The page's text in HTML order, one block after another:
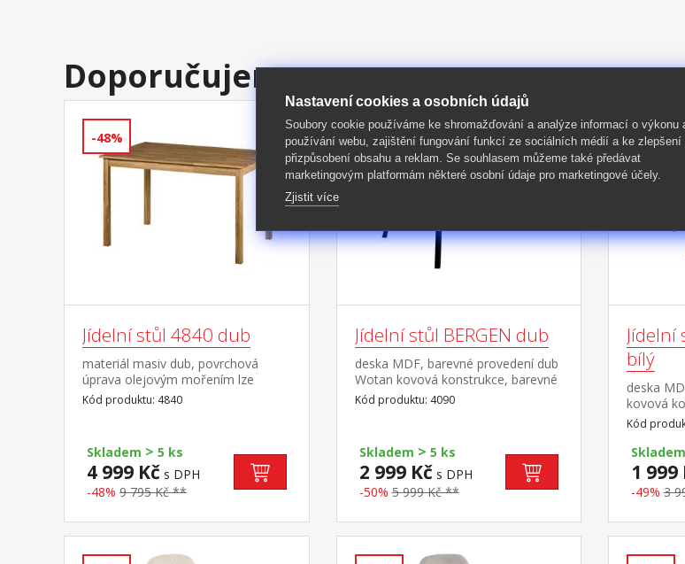
Doporučujeme
-48%
Jídelní stůl 4840 dub
materiál masiv dub, povrchová
úprava olejovým mořením lze
doplnit jedním nebo dvěma
výsuvnými díly 4841 výsuvné díly
Kód produktu: 4840
Skladem > 5 ks
4 999 Kč s DPH
-48% 9 795 Kč **
-50%
Jídelní stůl BERGEN dub
deska MDF, barevné provedení dub
Wotan kovová konstrukce, barevné
provedení černá
Kód produktu: 4090
Skladem > 5 ks
2 999 Kč s DPH
-50% 5 999 Kč **
-49%
Jídelní
bílý
deska
kovová
masiv
kluzáky
Kód
Skladem
1 999
-49% 3
Nastavení cookies a osobních údajů
Soubory cookie používáme ke shromažďování a analýze informací o výkonu
používání webu, zajištění fungování funkcí ze sociálních médií a ke zlepšení
přizpůsobení obsahu a reklam. Se souhlasem můžeme také předávat
marketingovým platformám některé osobní údaje pro marketingové účely.
Zjistit více